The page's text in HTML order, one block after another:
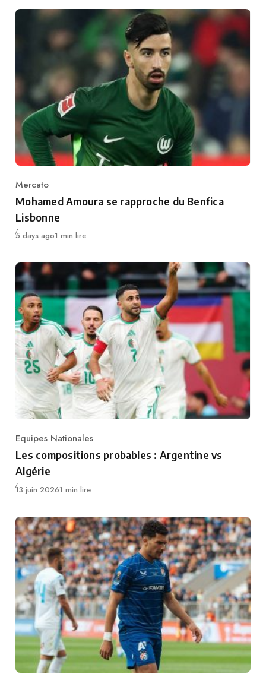
Category
Mercato
Mohamed Amoura se rapproche du Benfica
Lisbonne
Publié
5 days ago1 min lire
Category
Equipes Nationales
Les compositions probables : Argentine vs
Algérie
Publié
13 juin 20261 min lire